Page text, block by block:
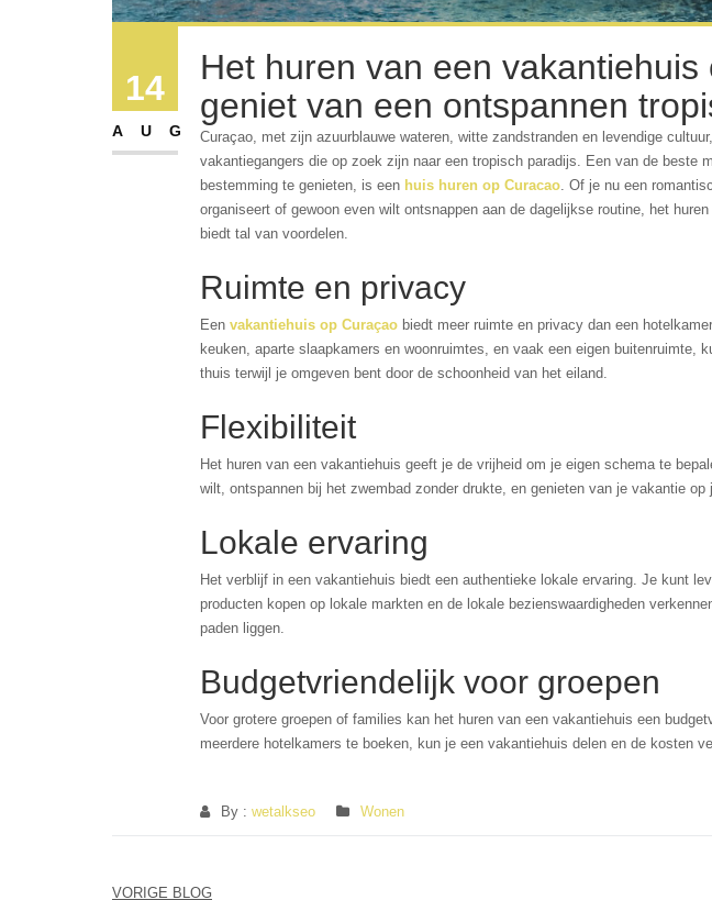
14
AUG
Het huren van een vakantiehuis
geniet van een ontspannen
Curaçao, met zijn azuurblauwe wateren, witte zandstranden en levendige
vakantiegangers die op zoek zijn naar een tropisch paradijs. Een van de beste
bestemming te genieten, is een huis huren op Curacao . Of je nu een
organiseert of gewoon even wilt ontsnappen aan de dagelijkse routine, het
biedt tal van voordelen.
Ruimte en privacy
Een vakantiehuis op Curaçao biedt meer ruimte en privacy dan een
keuken, aparte slaapkamers en woonruimtes, en vaak een eigen buitenruimte,
thuis terwijl je omgeven bent door de schoonheid van het eiland.
Flexibiliteit
Het huren van een vakantiehuis geeft je de vrijheid om je eigen schema te
wilt, ontspannen bij het zwembad zonder drukte, en genieten van je vakantie op
Lokale ervaring
Het verblijf in een vakantiehuis biedt een authentieke lokale ervaring. Je kunt
producten kopen op lokale markten en de lokale bezienswaardigheden
paden liggen.
Budgetvriendelijk voor groepen
Voor grotere groepen of families kan het huren van een vakantiehuis een
meerdere hotelkamers te boeken, kun je een vakantiehuis delen en de kosten
By : wetalkseo Wonen
VORIGE BLOG